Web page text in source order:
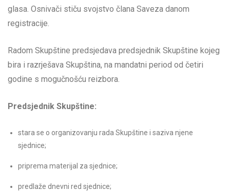
glasa. Osnivači stiču svojstvo člana Saveza danom
registracije.
Radom Skupštine predsjedava predsjednik Skupštine kojeg
bira i razrješava Skupština, na mandatni period od četiri
godine s mogučnošću reizbora.
Predsjednik Skupštine:
stara se o organizovanju rada Skupštine i saziva njene
sjednice;
priprema materijal za sjednice;
predlaže dnevni red sjednice;